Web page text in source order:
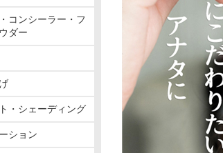
コンシーラー・フ
ダー
・シェーディング
ション